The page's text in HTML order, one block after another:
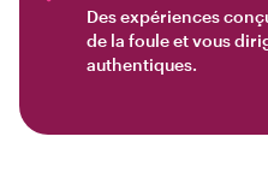
Des expériences
de la foule et vous
authentiques.